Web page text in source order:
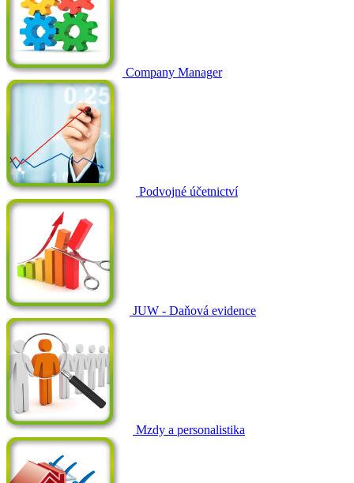
Company Manager
Podvojné účetnictví
JUW - Daňová evidence
Mzdy a personalistika